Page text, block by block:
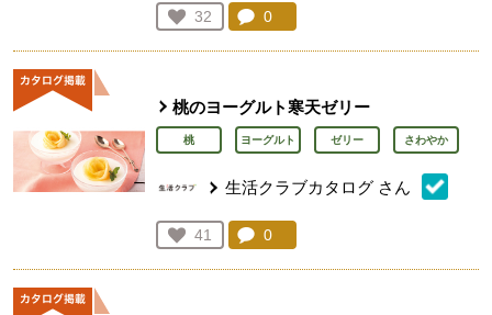
お気に入り登録：
32
人が登録
コメント：
0
桃のヨーグルト寒天ゼリー
桃 ヨーグルト ゼリー さわやか
生活クラブカタログ さん
お気に入り登録：
41
人が登録
コメント：
0